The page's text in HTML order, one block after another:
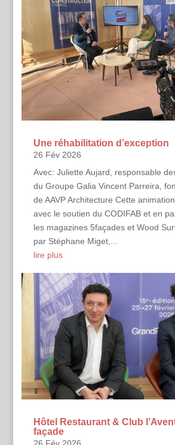
Une réhabilitation d’exception
26 Fév 2026
Avec: Juliette Aujard, responsable
du Groupe Galia Vincent Parreira,
de AAVP Architecture Cette
avec le soutien du CODIFAB et en
les magazines 5façades et Wood
par Stéphane Miget,...
lire plus
Hôtel Restaurant & Club
façade